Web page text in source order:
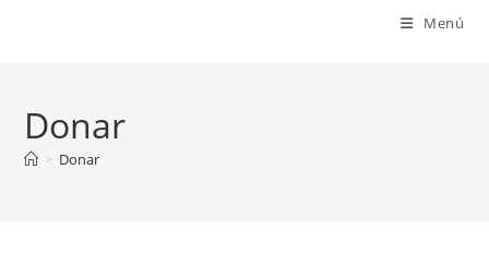
Menú
Donar
> Donar